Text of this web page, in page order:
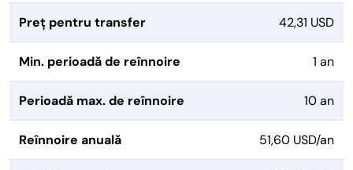
Preț pentru transfer 42,31 USD
Min. perioadă de reînnoire 1 an
Perioadă max. de reînnoire 10 an
Reînnoire anuală 51,60 USD/an